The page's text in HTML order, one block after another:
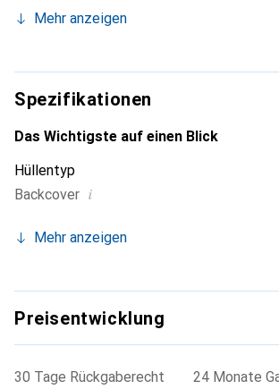
unverzichtbaren Accessoire für Ihr
die Marke Noreve eine sichere Wahl für
anspruchsvolle Kundschaft.
Mehr anzeigen
Spezifikationen
Das Wichtigste auf einen Blick
Hüllentyp
Backcover i
Mehr anzeigen
Preisentwicklung
30 Tage Rückgaberecht
24 Monate